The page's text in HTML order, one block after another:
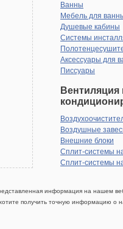
Ванны
Мебель для
Душевые кабины
Системы
Аксессуары для
Писсуары
Вентиляция
Воздушные
Внешние блоки
Сплит-системы
Сплит-системы
информация на нашем
получить точную информацию о